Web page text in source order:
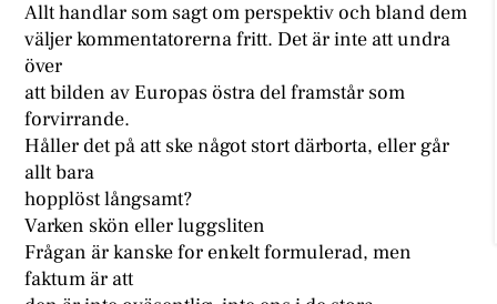
Allt handlar som sagt om perspektiv och bland dem
väljer kommentatorerna fritt. Det är inte att undra
över
att bilden av Europas östra del framstår som
forvirrande.
Håller det på att ske något stort därborta, eller går
allt bara
hopplöst långsamt?
Varken skön eller luggsliten
Frågan är kanske for enkelt formulerad, men
faktum är att